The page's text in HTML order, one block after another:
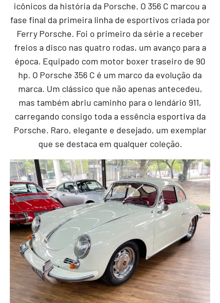
icônicos da história da Porsche. O 356 C marcou a
fase final da primeira linha de esportivos criada por
Ferry Porsche. Foi o primeiro da série a receber
freios a disco nas quatro rodas, um avanço para a
época. Equipado com motor boxer traseiro de 90
hp. O Porsche 356 C é um marco da evolução da
marca. Um clássico que não apenas antecedeu,
mas também abriu caminho para o lendário 911,
carregando consigo toda a essência esportiva da
Porsche. Raro, elegante e desejado, um exemplar
que se destaca em qualquer coleção.